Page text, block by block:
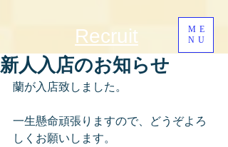
ME
NU
Recruit
新人入店のお知らせ
蘭が入店致しました。
一生懸命頑張りますので、どうぞよろ
しくお願いします。